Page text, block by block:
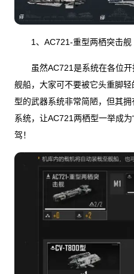
1、AC721-重型两栖突击舰
虽然AC721是系统在各位
舰船，大家可不要被它头重脚
型的武器系统非常简陋，但其
系统，让AC721两栖型一举成
驾！